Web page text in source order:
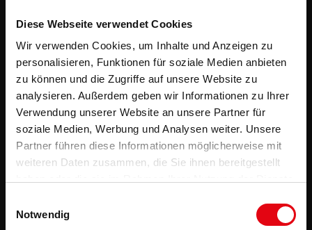
Diese Webseite verwendet Cookies
Wir verwenden Cookies, um Inhalte und Anzeigen zu
personalisieren, Funktionen für soziale Medien anbieten
zu können und die Zugriffe auf unsere Website zu
analysieren. Außerdem geben wir Informationen zu Ihrer
Verwendung unserer Website an unsere Partner für
soziale Medien, Werbung und Analysen weiter. Unsere
Partner führen diese Informationen möglicherweise mit
weiteren Daten zusammen, die Sie ihnen bereitgestellt
Notwendig